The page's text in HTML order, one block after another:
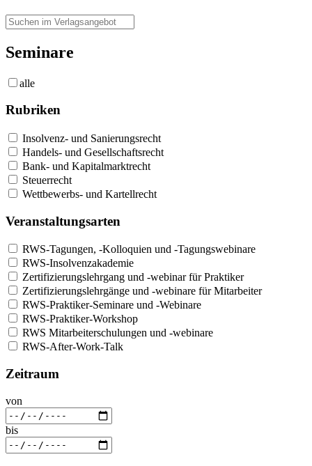
Seminare
alle
Rubriken
Insolvenz- und Sanierungsrecht
Handels- und Gesellschaftsrecht
Bank- und Kapitalmarktrecht
Steuerrecht
Wettbewerbs- und Kartellrecht
Veranstaltungsarten
RWS-Tagungen, -Kolloquien und -Tagungswebinare
RWS-Insolvenzakademie
Zertifizierungslehrgang und -webinar für Praktiker
Zertifizierungslehrgänge und -webinare für Mitarbeiter
RWS-Praktiker-Seminare und -Webinare
RWS-Praktiker-Workshop
RWS Mitarbeiterschulungen und -webinare
RWS-After-Work-Talk
Zeitraum
von
bis